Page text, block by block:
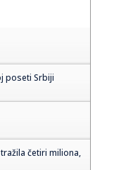
poseti Srbiji
četiri miliona,